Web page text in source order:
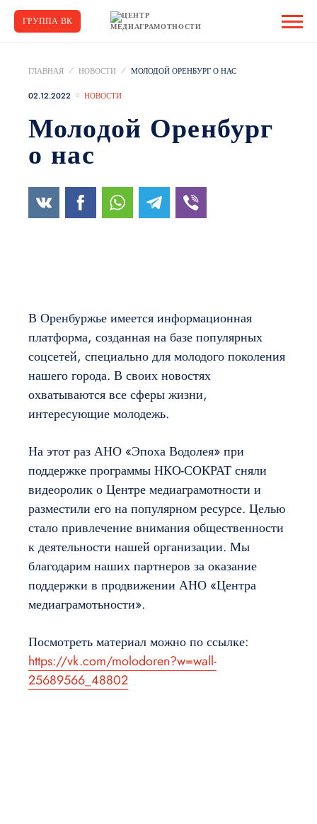
ГРУППА ВК
ГЛАВНАЯ НОВОСТИ МОЛОДОЙ ОРЕНБУРГ О НАС
02.12.2022 НОВОСТИ
Молодой Оренбург
о нас
В Оренбуржье имеется информационная
платформа, созданная на базе популярных
соцсетей, специально для молодого поколения
нашего города. В своих новостях
охватываются все сферы жизни,
интересующие молодежь.
На этот раз АНО «Эпоха Водолея» при
поддержке программы НКО-СОКРАТ сняли
видеоролик о Центре медиаграмотности и
разместили его на популярном ресурсе. Целью
стало привлечение внимания общественности
к деятельности нашей организации. Мы
благодарим наших партнеров за оказание
поддержки в продвижении АНО «Центра
медиаграмотьности».
Посмотреть материал можно по ссылке:
https://vk.com/molodoren?w=wall-
25689566_48802